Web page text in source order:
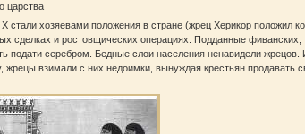
царства
хозяевами положения в стране (жрец Херикор положил
сделках и ростовщических операциях. Подданные фиванских,
подати серебром. Бедные слои населения ненавидели жрецов.
взимали с них недоимки, вынуждая крестьян продавать